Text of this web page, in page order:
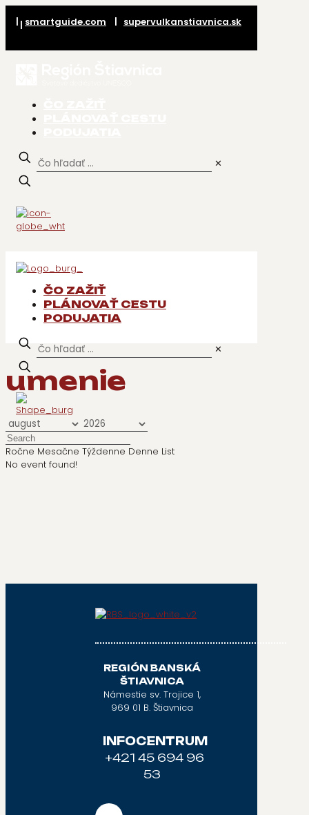
| smartguide.com | supervulkanstiavnica.sk
|
✕
ČO ZAŽIŤ
PLÁNOVAŤ CESTU
PODUJATIA
✕
umenie
Ročne Mesačne Týždenne Denne List
No event found!
REGIÓN BANSKÁ
ŠTIAVNICA
Námestie sv. Trojice 1,
969 01 B. Štiavnica
INFOCENTRUM
+421 45 694 96
53